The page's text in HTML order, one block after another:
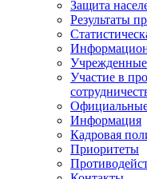
Защита
Результаты
Участие в
Официальные
Информация
Кадровая
Приоритеты